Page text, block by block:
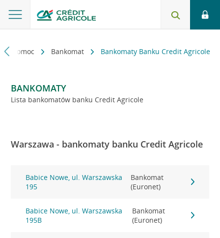
i pomoc Bankomat Bankomaty Banku Credit Agricole
BANKOMATY
Lista bankomatów banku Credit Agricole
Warszawa - bankomaty banku Credit Agricole
Babice Nowe, ul. Warszawska
195
Bankomat
(Euronet)
Babice Nowe, ul. Warszawska
195B
Bankomat
(Euronet)